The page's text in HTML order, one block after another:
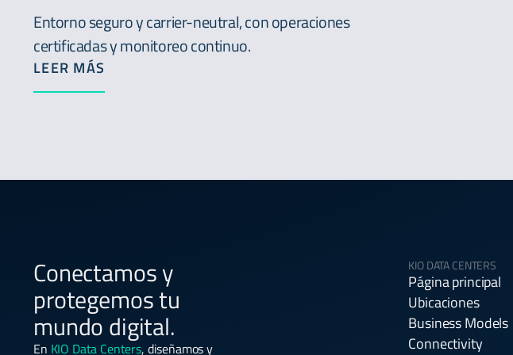
Entorno seguro y carrier-neutral, con operaciones
certificadas y monitoreo continuo.
LEER MÁS
Conectamos y
protegemos tu
mundo digital.
En KIO Data Centers, diseñamos y
KIO DATA CENTERS
Página principal
Ubicaciones
Business Models
Connectivity